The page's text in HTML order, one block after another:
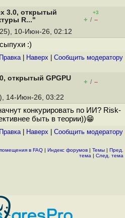
3.0, открытый
R..."
+3
+ / –
10-Июн-26, 02:12
:)
Правка| Наверх Cообщить модератору
открытый GPGPU
+ / –
14-Июн-26, 03:22
конкурировать по ИИ? Risk-
быть в теории))😁
Правка| Наверх Cообщить модератору
в FAQ | Индекс форумов | Темы | Пред.
тема | След. тема